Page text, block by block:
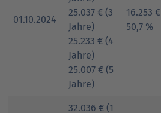
01.10.2024
25.037 € (3
Jahre)
25.233 € (4
Jahre)
25.007 € (5
Jahre)
16.253 €
50,7 %
32.036 € (1